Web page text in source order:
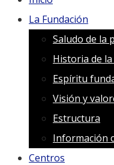
La Fundación
Saludo de la
Historia de
Espíritu
Visión y
Estructura
Información
Centros